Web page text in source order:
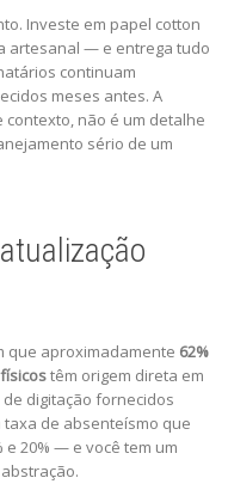
Investe em papel cotton
artesanal — e entrega tudo
continuam
meses antes. A
não é um detalhe
sério de um
que aproximadamente 62%
têm origem direta em
digitação fornecidos
de absenteísmo que
e 20% — e você tem um